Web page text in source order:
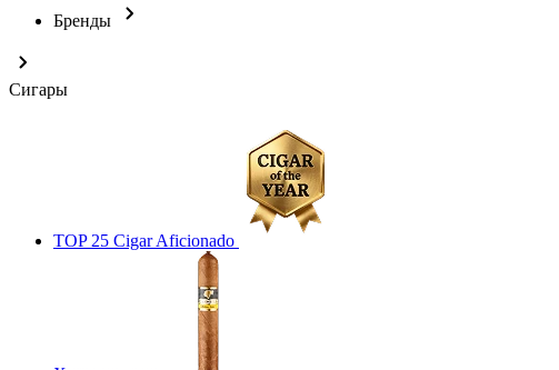
Бренды
Сигары
TOP 25 Cigar Aficionado